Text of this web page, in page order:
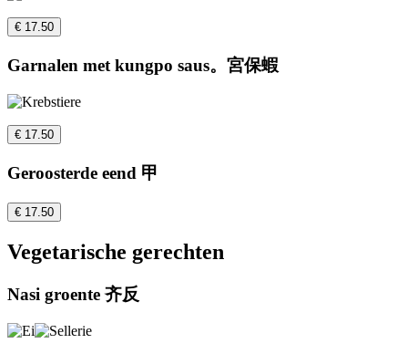
€ 17.50
Garnalen met kungpo saus。宮保蝦
€ 17.50
Geroosterde eend 甲
€ 17.50
Vegetarische gerechten
Nasi groente 齐反